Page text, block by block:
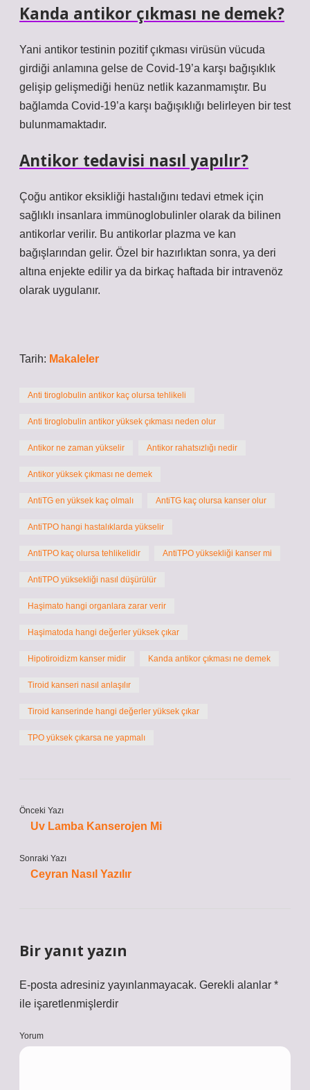
Kanda antikor çıkması ne demek?
Yani antikor testinin pozitif çıkması virüsün vücuda
girdiği anlamına gelse de Covid-19’a karşı bağışıklık
gelişip gelişmediği henüz netlik kazanmamıştır. Bu
bağlamda Covid-19’a karşı bağışıklığı belirleyen bir test
bulunmamaktadır.
Antikor tedavisi nasıl yapılır?
Çoğu antikor eksikliği hastalığını tedavi etmek için
sağlıklı insanlara immünoglobulinler olarak da bilinen
antikorlar verilir. Bu antikorlar plazma ve kan
bağışlarından gelir. Özel bir hazırlıktan sonra, ya deri
altına enjekte edilir ya da birkaç haftada bir intravenöz
olarak uygulanır.
Tarih: Makaleler
Anti tiroglobulin antikor kaç olursa tehlikeli
Anti tiroglobulin antikor yüksek çıkması neden olur
Antikor ne zaman yükselir Antikor rahatsızlığı nedir
Antikor yüksek çıkması ne demek
AntiTG en yüksek kaç olmalı AntiTG kaç olursa kanser olur
AntiTPO hangi hastalıklarda yükselir
AntiTPO kaç olursa tehlikelidir AntiTPO yüksekliği kanser mi
AntiTPO yüksekliği nasıl düşürülür
Haşimato hangi organlara zarar verir
Haşimatoda hangi değerler yüksek çıkar
Hipotiroidizm kanser midir Kanda antikor çıkması ne demek
Tiroid kanseri nasıl anlaşılır
Tiroid kanserinde hangi değerler yüksek çıkar
TPO yüksek çıkarsa ne yapmalı
Önceki Yazı
Uv Lamba Kanserojen Mi
Sonraki Yazı
Ceyran Nasıl Yazılır
Bir yanıt yazın
E-posta adresiniz yayınlanmayacak. Gerekli alanlar *
ile işaretlenmişlerdir
Yorum